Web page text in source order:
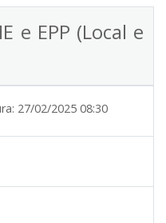
e EPP (Local e
27/02/2025 08:30